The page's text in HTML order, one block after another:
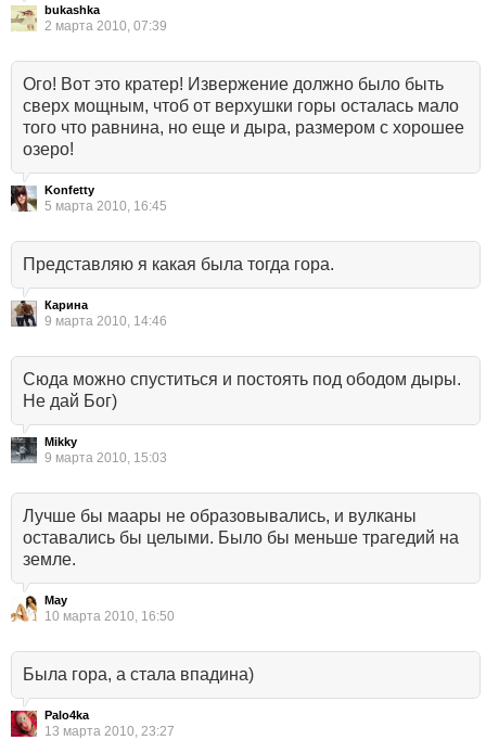
bukashka
2 марта 2010, 07:39
Ого! Вот это кратер! Извержение должно было быть
сверх мощным, чтоб от верхушки горы осталась мало
того что равнина, но еще и дыра, размером с хорошее
озеро!
Konfetty
5 марта 2010, 16:45
Представляю я какая была тогда гора.
Карина
9 марта 2010, 14:46
Сюда можно спуститься и постоять под ободом дыры.
Не дай Бог)
Mikky
9 марта 2010, 15:03
Лучше бы маары не образовывались, и вулканы
оставались бы целыми. Было бы меньше трагедий на
земле.
May
10 марта 2010, 16:50
Была гора, а стала впадина)
Palo4ka
13 марта 2010, 23:27